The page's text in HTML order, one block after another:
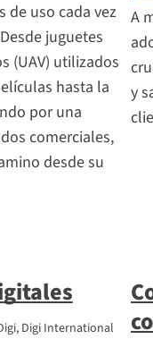
de uso cada vez
juguetes
(UAV) utilizados
hasta la
por una
comerciales,
desde su
A
y
Digi International